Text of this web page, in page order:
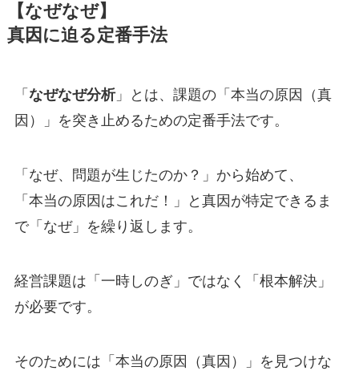
【なぜなぜ】
真因に迫る定番手法
「 なぜなぜ分析」とは、課題の「本当の原因（真
因）」を突き止めるための定番手法です。
「なぜ、問題が生じたのか？」から始めて、
「本当の原因はこれだ！」と真因が特定できるま
で「なぜ」を繰り返します。
経営課題は「一時しのぎ」ではなく「根本解決」
が必要です。
そのためには「本当の原因（真因）」を見つけな